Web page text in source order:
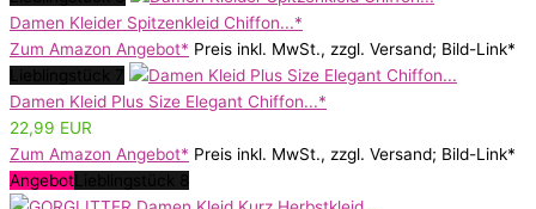
Damen Kleider Spitzenkleid Chiffon...*
Zum Amazon Angebot* Preis inkl. MwSt., zzgl. Versand; Bild-Link*
Damen Kleid Plus Size Elegant Chiffon...*
22,99 EUR
Zum Amazon Angebot* Preis inkl. MwSt., zzgl. Versand; Bild-Link*
Angebot